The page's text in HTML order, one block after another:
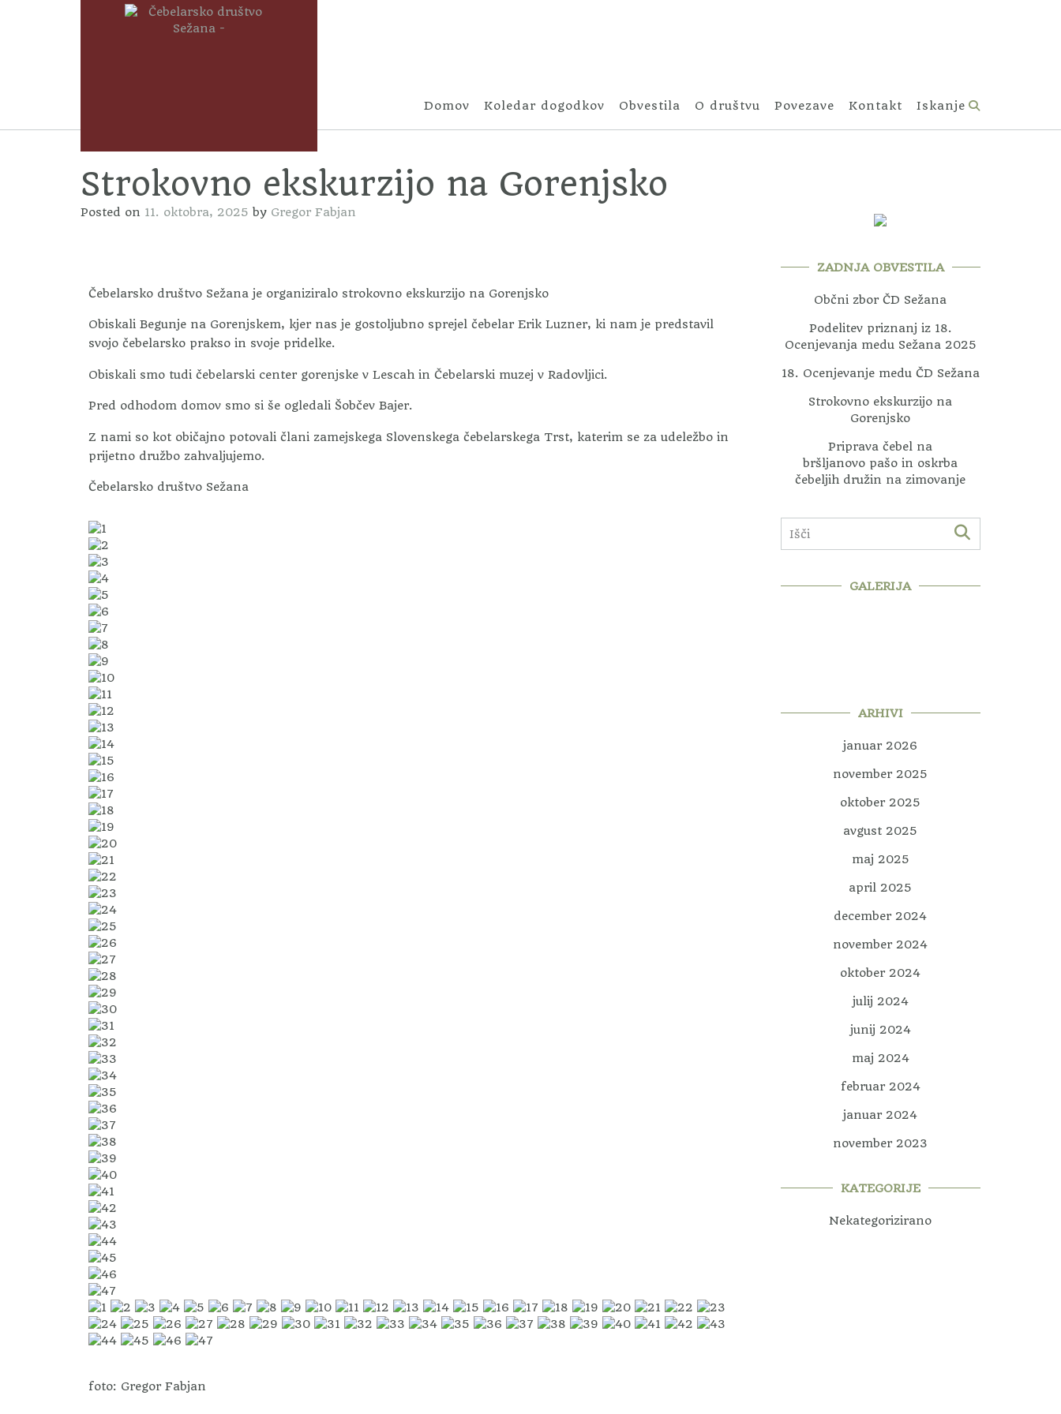
Domov Koledar dogodkov Obvestila O društvu Povezave Kontakt Iskanje
Strokovno ekskurzijo na Gorenjsko
Posted on 11. oktobra, 2025 by Gregor Fabjan
Čebelarsko društvo Sežana je organiziralo strokovno ekskurzijo na Gorenjsko
Obiskali Begunje na Gorenjskem, kjer nas je gostoljubno sprejel čebelar Erik Luzner, ki nam je predstavil
svojo čebelarsko prakso in svoje pridelke.
Obiskali smo tudi čebelarski center gorenjske v Lescah in Čebelarski muzej v Radovljici.
Pred odhodom domov smo si še ogledali Šobčev Bajer.
Z nami so kot običajno potovali člani zamejskega Slovenskega čebelarskega Trst, katerim se za udeležbo in
prijetno družbo zahvaljujemo.
Čebelarsko društvo Sežana
foto: Gregor Fabjan
ZADNJA OBVESTILA
Občni zbor ČD Sežana
Podelitev priznanj iz 18.
Ocenjevanja medu Sežana 2025
18. Ocenjevanje medu ČD Sežana
Strokovno ekskurzijo na
Gorenjsko
Priprava čebel na
bršljanovo pašo in oskrba
čebeljih družin na zimovanje
GALERIJA
ARHIVI
januar 2026
november 2025
oktober 2025
avgust 2025
maj 2025
april 2025
december 2024
november 2024
oktober 2024
julij 2024
junij 2024
maj 2024
februar 2024
januar 2024
november 2023
KATEGORIJE
Nekategorizirano